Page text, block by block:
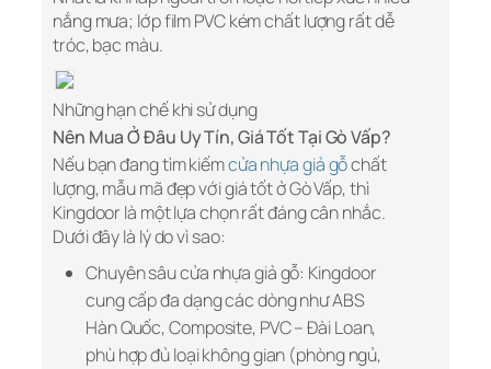
nắng mưa; lớp film PVC kém chất lượng rất dễ
tróc, bạc màu.
Những hạn chế khi sử dụng
Nên Mua Ở Đâu Uy Tín, Giá Tốt Tại Gò Vấp?
Nếu bạn đang tìm kiếmcửa nhựa giả gỗchất
lượng, mẫu mã đẹp với giá tốt ở Gò Vấp, thì
Kingdoor là một lựa chọn rất đáng cân nhắc.
Dưới đây là lý do vì sao:
Chuyên sâu cửa nhựa giả gỗ: Kingdoor
cung cấp đa dạng các dòng như ABS
Hàn Quốc, Composite, PVC – Đài Loan,
phù hợp đủ loại không gian (phòng ngủ,